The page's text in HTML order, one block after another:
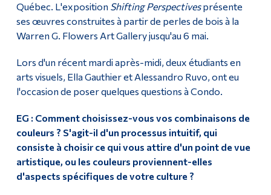
Québec. L'exposition Shifting Perspectivesprésente
ses œuvres construites à partir de perles de bois à la
Warren G. Flowers Art Gallery jusqu'au 6 mai.
Lors d'un récent mardi après-midi, deux étudiants en
arts visuels, Ella Gauthier et Alessandro Ruvo, ont eu
l'occasion de poser quelques questions à Condo.
EG : Comment choisissez-vous vos combinaisons de
couleurs ? S'agit-il d'un processus intuitif, qui
consiste à choisir ce qui vous attire d'un point de vue
artistique, ou les couleurs proviennent-elles
d'aspects spécifiques de votre culture ?